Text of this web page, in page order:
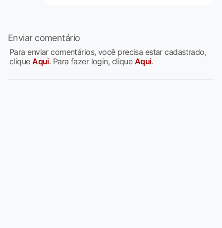
Enviar comentário
Para enviar comentários, você precisa estar cadastrado,
cliqueAqui. Para fazer login, clique Aqui.